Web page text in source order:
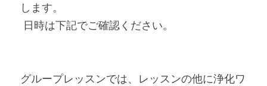
します。
日時は下記でご確認ください。
グループレッスンでは、レッスンの他に浄化ワ